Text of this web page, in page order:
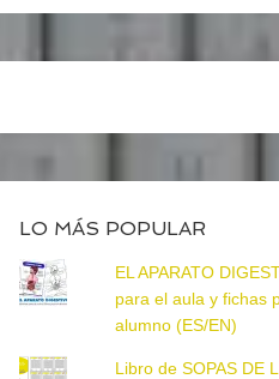
LO MÁS POPULAR
EL APARATO
para el aula y fichas
alumno (ES/EN)
Libro de SOPAS DE